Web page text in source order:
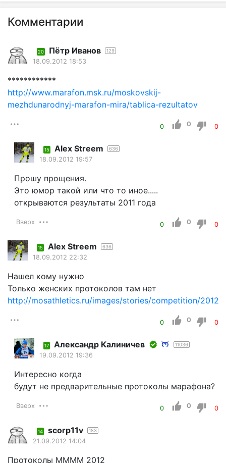
Комментарии
20 Пётр Иванов 129
18.09.2012 18:53
************
http://www.marafon.msk.ru/moskovskij-
mezhdunarodnyj-marafon-mira/tablica-rezultatov
0 0 0
15 Alex Streem 636
18.09.2012 19:57
Прошу прощения.
Это юмор такой или что то иное.....
открываются результаты 2011 года
Вверх 0 0 0
15 Alex Streem 636
18.09.2012 22:32
Нашел кому нужно
Только женских протоколов там нет
http://mosathletics.ru/images/stories/competition/2012/
0 0 0
17 Александр Калиничев 11036
19.09.2012 19:36
Интересно когда
будут не предварительные протоколы марафона?
Вверх 0 0 0
14 scorp11v 183
21.09.2012 14:04
Протоколы ММММ 2012